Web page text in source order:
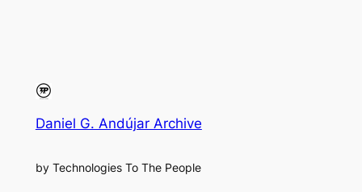
Daniel G. Andújar Archive
by Technologies To The People